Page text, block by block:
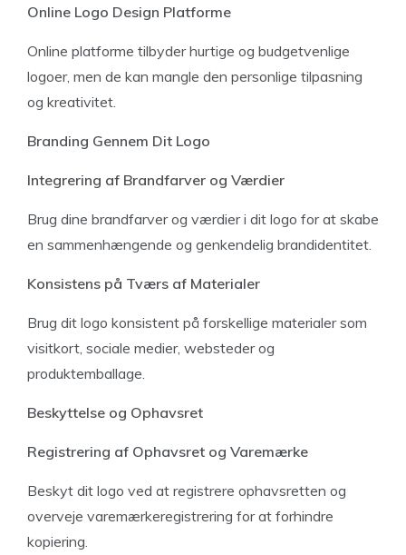
Online Logo Design Platforme
Online platforme tilbyder hurtige og budgetvenlige
logoer, men de kan mangle den personlige tilpasning
og kreativitet.
Branding Gennem Dit Logo
Integrering af Brandfarver og Værdier
Brug dine brandfarver og værdier i dit logo for at skabe
en sammenhængende og genkendelig brandidentitet.
Konsistens på Tværs af Materialer
Brug dit logo konsistent på forskellige materialer som
visitkort, sociale medier, websteder og
produktemballage.
Beskyttelse og Ophavsret
Registrering af Ophavsret og Varemærke
Beskyt dit logo ved at registrere ophavsretten og
overveje varemærkeregistrering for at forhindre
kopiering.